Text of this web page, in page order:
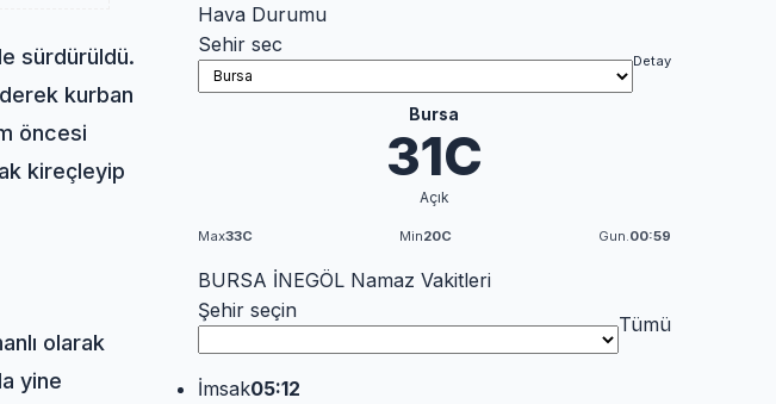
sürdürüldü.
kurban
öncesi
kireçleyip
olarak
yine
Hava Durumu
Sehir sec
Detay
Bursa
31C
Açık
Max33C Min20C Gun.00:59
BURSA İNEGÖL Namaz Vakitleri
Şehir seçin
Tümü
İmsak05:12